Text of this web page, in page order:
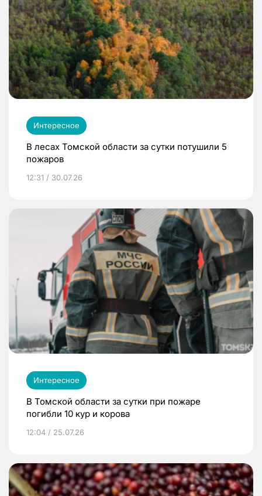
Интересное
В лесах Томской области за сутки потушили 5
пожаров
12:31 / 30.07.26
Интересное
В Томской области за сутки при пожаре
погибли 10 кур и корова
12:04 / 25.07.26